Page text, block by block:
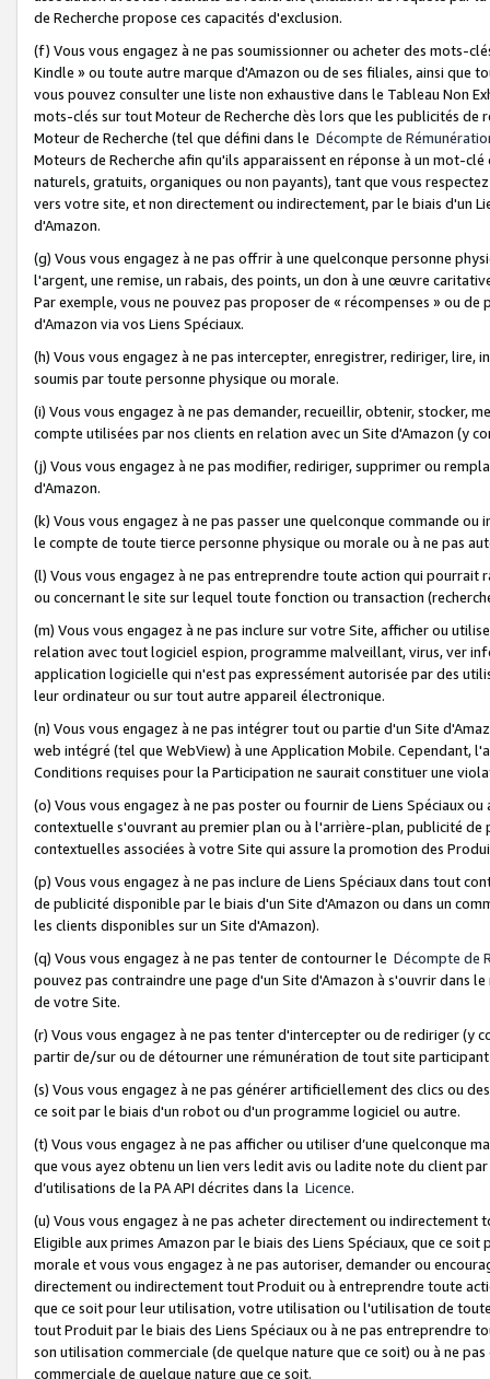
de Recherche propose ces capacités d'exclusion.
(f) Vous vous engagez à ne pas soumissionner ou acheter des mots-
Kindle » ou toute autre marque d'Amazon ou de ses filiales, ainsi que
vous pouvez consulter une liste non exhaustive dans le Tableau Non
mots-clés sur tout Moteur de Recherche dès lors que les publicités de
Moteur de Recherche (tel que défini dans le Décompte de
Moteurs de Recherche afin qu'ils apparaissent en réponse à un mot-
naturels, gratuits, organiques ou non payants), tant que vous
vers votre site, et non directement ou indirectement, par le biais d'un
d'Amazon.
(g) Vous vous engagez à ne pas offrir à une quelconque personne
l'argent, une remise, un rabais, des points, un don à une œuvre
Par exemple, vous ne pouvez pas proposer de « récompenses » ou
d'Amazon via vos Liens Spéciaux.
(h) Vous vous engagez à ne pas intercepter, enregistrer, rediriger,
soumis par toute personne physique ou morale.
(i) Vous vous engagez à ne pas demander, recueillir, obtenir, stocker,
compte utilisées par nos clients en relation avec un Site d'Amazon (y
(j) Vous vous engagez à ne pas modifier, rediriger, supprimer ou
d'Amazon.
(k) Vous vous engagez à ne pas passer une quelconque commande
le compte de toute tierce personne physique ou morale ou à ne pas
(l) Vous vous engagez à ne pas entreprendre toute action qui
ou concernant le site sur lequel toute fonction ou transaction
(m) Vous vous engagez à ne pas inclure sur votre Site, afficher ou
relation avec tout logiciel espion, programme malveillant, virus, ver
application logicielle qui n'est pas expressément autorisée par des
leur ordinateur ou sur tout autre appareil électronique.
(n) Vous vous engagez à ne pas intégrer tout ou partie d'un Site
web intégré (tel que WebView) à une Application Mobile. Cependant,
Conditions requises pour la Participation ne saurait constituer une
(o) Vous vous engagez à ne pas poster ou fournir de Liens Spéciaux
contextuelle s'ouvrant au premier plan ou à l'arrière-plan, publicité
contextuelles associées à votre Site qui assure la promotion des
(p) Vous vous engagez à ne pas inclure de Liens Spéciaux dans tout
de publicité disponible par le biais d'un Site d'Amazon ou dans un
les clients disponibles sur un Site d'Amazon).
(q) Vous vous engagez à ne pas tenter de contourner le Décompte de
pouvez pas contraindre une page d'un Site d'Amazon à s'ouvrir dans
de votre Site.
(r) Vous vous engagez à ne pas tenter d'intercepter ou de rediriger
partir de/sur ou de détourner une rémunération de tout site
(s) Vous vous engagez à ne pas générer artificiellement des clics ou
ce soit par le biais d'un robot ou d'un programme logiciel ou autre.
(t) Vous vous engagez à ne pas afficher ou utiliser d’une quelconque
que vous ayez obtenu un lien vers ledit avis ou ladite note du client
d’utilisations de la PA API décrites dans la Licence.
(u) Vous vous engagez à ne pas acheter directement ou
Eligible aux primes Amazon par le biais des Liens Spéciaux, que ce
morale et vous vous engagez à ne pas autoriser, demander ou
directement ou indirectement tout Produit ou à entreprendre toute
que ce soit pour leur utilisation, votre utilisation ou l'utilisation de
tout Produit par le biais des Liens Spéciaux ou à ne pas entreprendre
son utilisation commerciale (de quelque nature que ce soit) ou à ne
commerciale de quelque nature que ce soit.